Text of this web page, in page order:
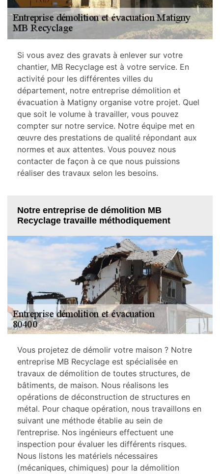
Si vous avez des gravats à enlever sur votre
chantier, MB Recyclage est à votre service. En
activité pour les différentes villes du
département, notre entreprise démolition et
évacuation à Matigny organise votre projet. Quel
que soit le volume à travailler, vous pouvez
compter sur notre service. Notre équipe met en
œuvre des prestations de qualité répondant aux
normes et aux attentes. Vous pouvez nous
contacter de façon à ce que nous puissions
réaliser des travaux selon les besoins.
Notre entreprise de démolition MB
Recyclage travaille méthodiquement
Vous projetez de démolir votre maison ? Notre
entreprise MB Recyclage est spécialisée en
travaux de démolition de toutes structures, de
bâtiments, de maison. Nous réalisons les
opérations de déconstruction de structures en
métal. Pour chaque opération, nous travaillons en
suivant une méthode établie au sein de
l’entreprise. Nos ingénieurs effectuent une
inspection pour évaluer les différents risques.
Nous listons les matériels nécessaires
(mécaniques, chimiques) pour la démolition